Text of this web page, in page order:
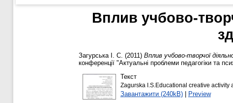
Вплив учбово-
Загурська І. С. (2011) Вплив учбово-творчої
конференції "Актуальні проблеми педагогіки та
Текст
Zagurska I.S.Educational creative activity
Завантажити (240kB)| Preview